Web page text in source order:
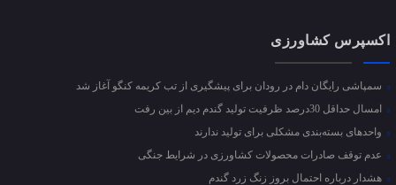
اکسپرس کشاورزی
سمپاشی رایگان دام در رودان برای پیشگیری از تب کریمه کنگو آغاز شد
امسال حداقل 30درصد ظرفیت تولید گندم دیم از بین رفت
واحد‌های بسته‌بندی مشکلی برای تولید ندارند
عدم توقف صادرات محصولات کشاورزی در شرایط جنگی
هشدار درباره احتمال بروز زنگ زرد گندم